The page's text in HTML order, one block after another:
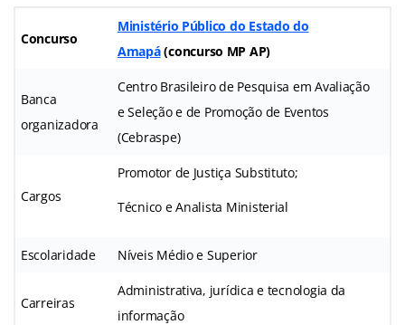
Concurso
Ministério Público do Estado do
Amapá(concurso MP AP)
Banca
organizadora
Centro Brasileiro de Pesquisa em Avaliação
e Seleção e de Promoção de Eventos
(Cebraspe)
Cargos
Promotor de Justiça Substituto;
Técnico e Analista Ministerial
Escolaridade Níveis Médio e Superior
Carreiras
Administrativa, jurídica e tecnologia da
informação